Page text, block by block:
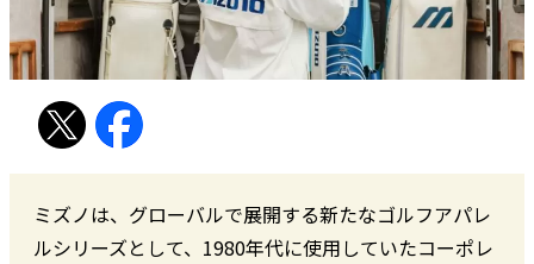
ミズノは、グローバルで展開する新たなゴルフアパレ
ルシリーズとして、1980年代に使用していたコーポレ